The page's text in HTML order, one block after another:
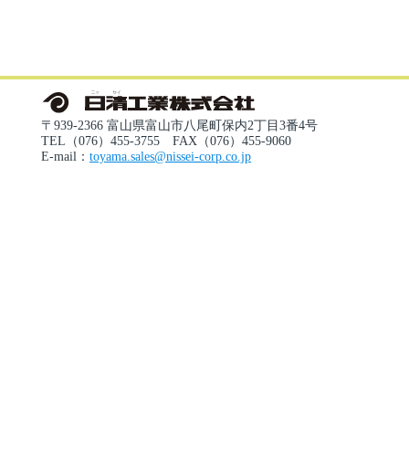
〒939-2366 富山県富山市八尾町保内2丁目3番4号
TEL（076）455-3755 FAX（076）455-9060
E-mail： toyama.sales@nissei-corp.co.jp